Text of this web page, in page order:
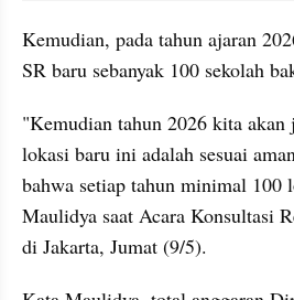
Kemudian, pada tahun ajaran
SR baru sebanyak 100 sekolah
"Kemudian tahun 2026 kita akan
lokasi baru ini adalah sesuai
bahwa setiap tahun minimal 100
Maulidya saat Acara Konsultasi
di Jakarta, Jumat (9/5).